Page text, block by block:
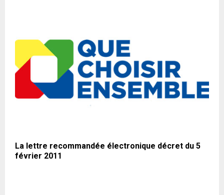
La lettre recommandée électronique décret du 5
février 2011